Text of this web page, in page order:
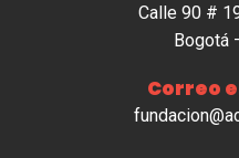
Calle 90 #
Bogotá
Correo